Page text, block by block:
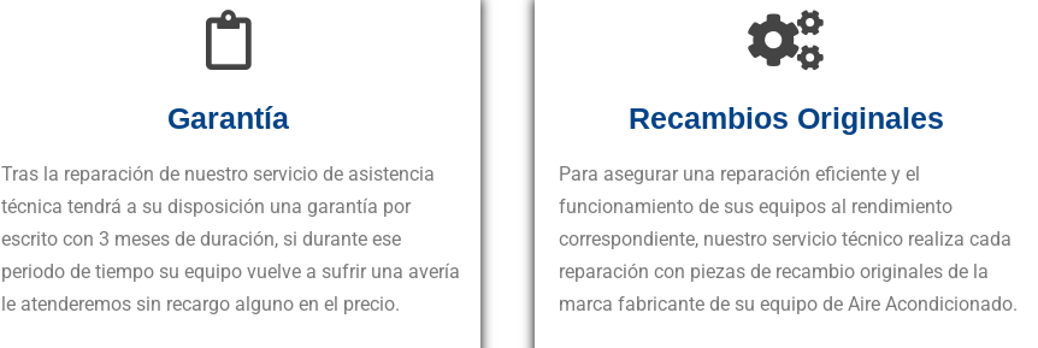
Garantía
Tras la reparación de nuestro servicio de asistencia
técnica tendrá a su disposición una garantía por
escrito con 3 meses de duración, si durante ese
periodo de tiempo su equipo vuelve a sufrir una avería
le atenderemos sin recargo alguno en el precio.
Recambios Originales
Para asegurar una reparación eficiente y el
funcionamiento de sus equipos al rendimiento
correspondiente, nuestro servicio técnico realiza cada
reparación con piezas de recambio originales de la
marca fabricante de su equipo de Aire Acondicionado.